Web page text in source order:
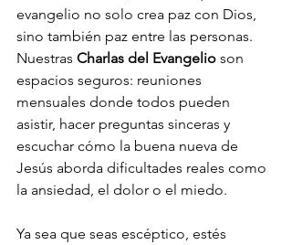
evangelio no solo crea paz con Dios,
sino también paz entre las personas.
Nuestras Charlas del Evangelio son
espacios seguros: reuniones
mensuales donde todos pueden
asistir, hacer preguntas sinceras y
escuchar cómo la buena nueva de
Jesús aborda dificultades reales como
la ansiedad, el dolor o el miedo.
Ya sea que seas escéptico, estés